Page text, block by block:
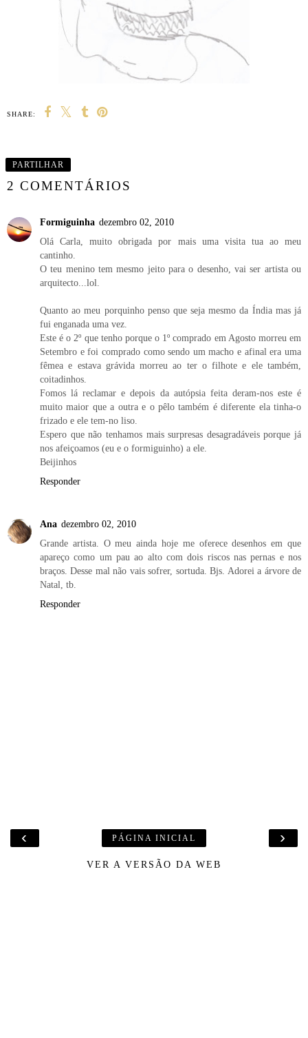
SHARE:
PARTILHAR
2 COMENTÁRIOS
Formiguinha dezembro 02, 2010
Olá Carla, muito obrigada por mais uma visita tua ao meu
cantinho.
O teu menino tem mesmo jeito para o desenho, vai ser artista ou
arquitecto...lol.
Quanto ao meu porquinho penso que seja mesmo da Índia mas já
fui enganada uma vez.
Este é o 2º que tenho porque o 1º comprado em Agosto morreu em
Setembro e foi comprado como sendo um macho e afinal era uma
fêmea e estava grávida morreu ao ter o filhote e ele também,
coitadinhos.
Fomos lá reclamar e depois da autópsia feita deram-nos este é
muito maior que a outra e o pêlo também é diferente ela tinha-o
frizado e ele tem-no liso.
Espero que não tenhamos mais surpresas desagradáveis porque já
nos afeiçoamos (eu e o formiguinho) a ele.
Beijinhos
Responder
Ana dezembro 02, 2010
Grande artista. O meu ainda hoje me oferece desenhos em que
apareço como um pau ao alto com dois riscos nas pernas e nos
braços. Desse mal não vais sofrer, sortuda. Bjs. Adorei a árvore de
Natal, tb.
Responder
‹ ›
PÁGINA INICIAL
VER A VERSÃO DA WEB